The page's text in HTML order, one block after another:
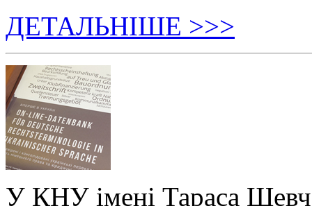
ДЕТАЛЬНІШЕ >>>
У КНУ імені Тараса